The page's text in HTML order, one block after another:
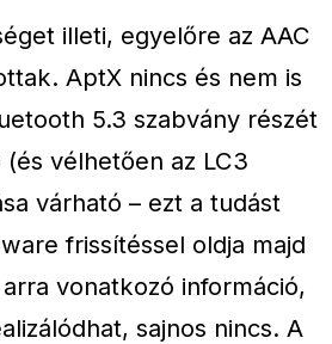
illeti, egyelőre az AAC
AptX nincs és nem is
5.3 szabvány részét
vélhetően az LC3
várható – ezt a tudást
frissítéssel oldja majd
vonatkozó információ,
sajnos nincs. A